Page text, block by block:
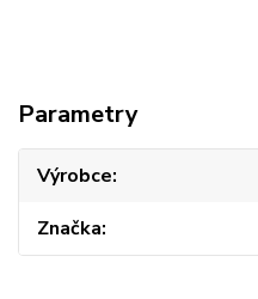
Parametry
Výrobce
Značka